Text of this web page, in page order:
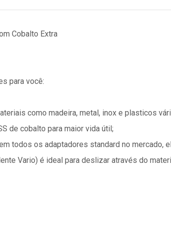
Cobalto Extra
para você:
como madeira, metal, inox e plasticos
de cobalto para maior vida útil;
todos os adaptadores standard no mercado,
Vario) é ideal para deslizar através do